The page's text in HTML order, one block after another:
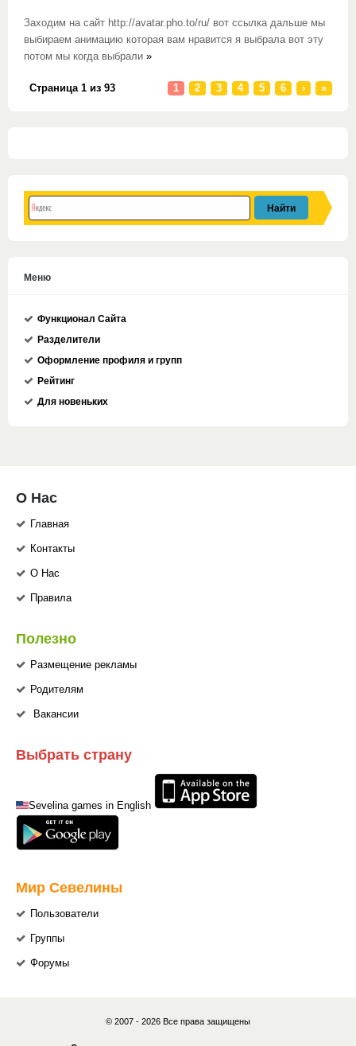
Заходим на сайт http://avatar.pho.to/ru/ вот ссылка дальше мы
выбираем анимацию которая вам нравится я выбрала вот эту
потом мы когда выбрали »
Страница 1 из 93 1 2 3 4 5 6 › »
Меню
Функционал Сайта
Разделители
Оформление профиля и групп
Рейтинг
Для новеньких
О Нас
Главная
Контакты
О Нас
Правила
Полезно
Размещение рекламы
Родителям
Вакансии
Выбрать страну
Sevelina games in English
Мир Севелины
Пользователи
Группы
Форумы
© 2007 - 2026 Все права защищены